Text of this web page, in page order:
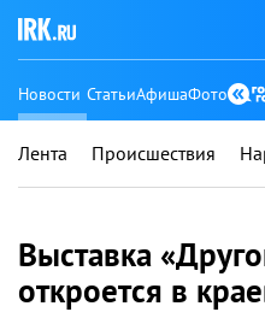
Новости СтатьиАфишаФото
Лента Происшествия
Выставка
откроется в